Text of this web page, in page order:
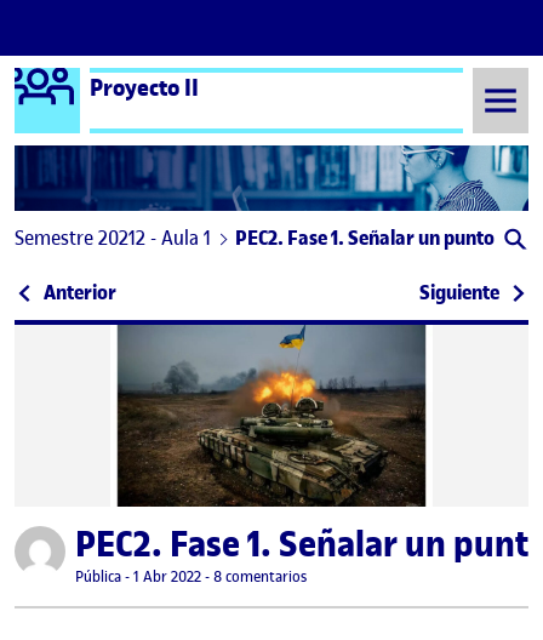
Saltar al contenido
Logo Ágora
Proyecto II
Semestre 20212 - Aula 1 PEC2. Fase 1. Señalar un punto
Navegación de entradas
Anterior: PEC2 – La Visionaria Fase 1: Señalar un punto
Siguiente:
Publicado porPEC2. Fase 1. Señalar un
Visibilidad:
Pública-Fecha de publicación
1 Abr 20221 abril, 2022 9:37 pm
-8 comentariosen PEC2. Fase 1. Señalar un punto